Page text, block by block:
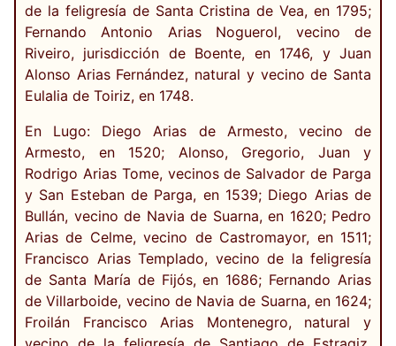
de la feligresía de Santa Cristina de Vea, en 1795;
Fernando Antonio Arias Noguerol, vecino de
Riveiro, jurisdicción de Boente, en 1746, y Juan
Alonso Arias Fernández, natural y vecino de Santa
Eulalia de Toiriz, en 1748.
En Lugo: Diego Arias de Armesto, vecino de
Armesto, en 1520; Alonso, Gregorio, Juan y
Rodrigo Arias Tome, vecinos de Salvador de Parga
y San Esteban de Parga, en 1539; Diego Arias de
Bullán, vecino de Navia de Suarna, en 1620; Pedro
Arias de Celme, vecino de Castromayor, en 1511;
Francisco Arias Templado, vecino de la feligresía
de Santa María de Fijós, en 1686; Fernando Arias
de Villarboide, vecino de Navia de Suarna, en 1624;
Froilán Francisco Arias Montenegro, natural y